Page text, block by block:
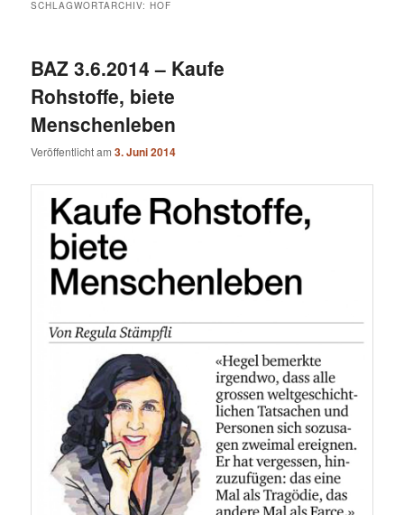
SCHLAGWORTARCHIV:HOF
BAZ 3.6.2014 – Kaufe
Rohstoffe, biete
Menschenleben
Veröffentlicht am3. Juni 2014